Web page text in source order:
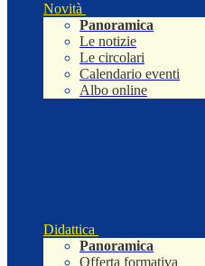
Novità
Panoramica
Le notizie
Le circolari
Calendario eventi
Albo online
Didattica
Panoramica
Offerta formativa